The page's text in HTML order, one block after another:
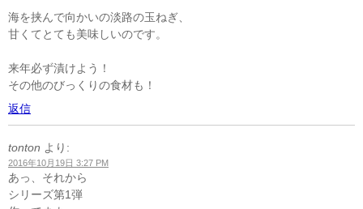
海を挟んで向かいの淡路の玉ねぎ、
甘くてとても美味しいのです。
来年必ず漬けよう！
その他のびっくりの食材も！
返信
tonton より:
2016年10月19日 3:27 PM
あっ、それから
シリーズ第1弾